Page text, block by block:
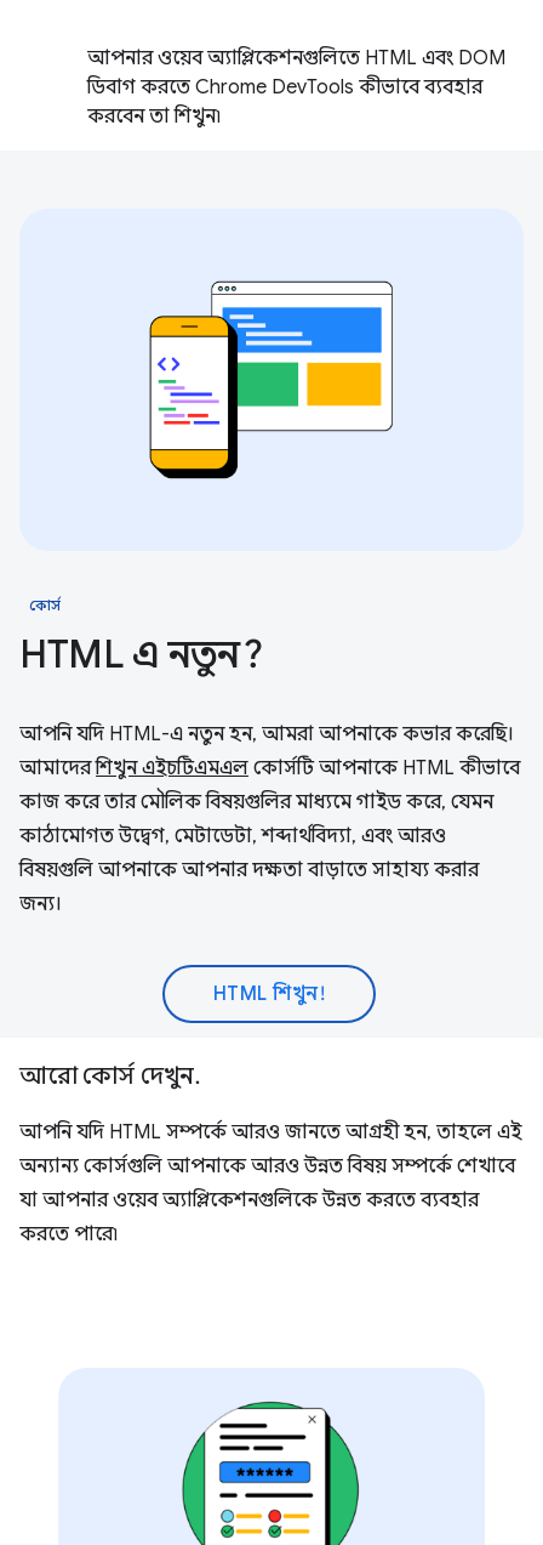
আপনার ওয়েব অ্যাপ্লিকেশনগুলিতে HTML এবং DOM
ডিবাগ করতে Chrome DevTools কীভাবে ব্যবহার
করবেন তা শিখুন৷
কোর্স
HTML এ নতুন?
আপনি যদি HTML-এ নতুন হন, আমরা আপনাকে কভার করেছি।
আমাদেরশিখুন এইচটিএমএল কোর্সটি আপনাকে HTML কীভাবে
কাজ করে তার মৌলিক বিষয়গুলির মাধ্যমে গাইড করে, যেমন
কাঠামোগত উদ্বেগ, মেটাডেটা, শব্দার্থবিদ্যা, এবং আরও
বিষয়গুলি আপনাকে আপনার দক্ষতা বাড়াতে সাহায্য করার
জন্য।
HTML শিখুন!
আরো কোর্স দেখুন.
আপনি যদি HTML সম্পর্কে আরও জানতে আগ্রহী হন, তাহলে এই
অন্যান্য কোর্সগুলি আপনাকে আরও উন্নত বিষয় সম্পর্কে শেখাবে
যা আপনার ওয়েব অ্যাপ্লিকেশনগুলিকে উন্নত করতে ব্যবহার
করতে পারে৷